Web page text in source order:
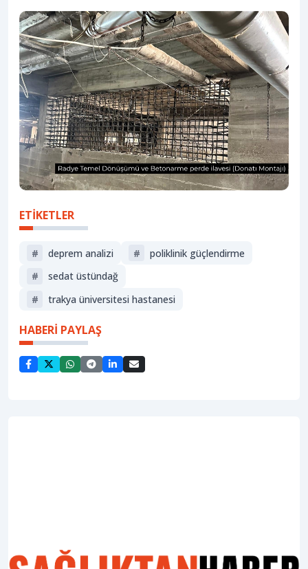
ETİKETLER
# deprem analizi #
poliklinik güçlendirme
#
sedat üstündağ
#
trakya üniversitesi hastanesi
HABERİ PAYLAŞ